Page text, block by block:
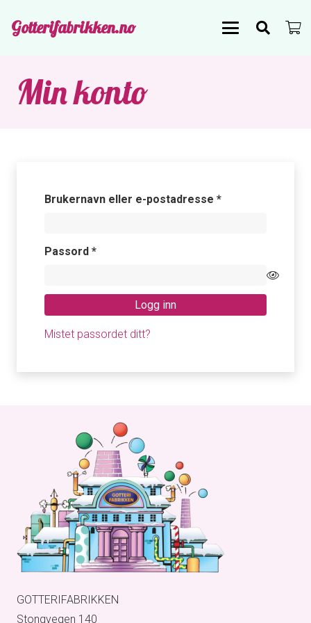
Gotterifabrikken.no
Min konto
Brukernavn eller e-postadresse *Påkrevd
Passord *Påkrevd
Logg inn
Mistet passordet ditt?
GOTTERIFABRIKKEN
Stongvegen 140